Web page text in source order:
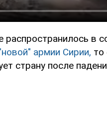
распространилось в
армии Сирии, то
страну после